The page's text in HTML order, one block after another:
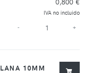
IVA no incluido
- +
10MM